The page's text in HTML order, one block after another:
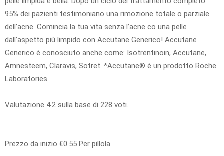
95% dei pazienti testimoniano una rimozione totale o parziale
dell’acne. Comincia la tua vita senza l’acne co una pelle
dall’aspetto più limpido con Accutane Generico! Accutane
Generico è conosciuto anche come: Isotrentinoin, Accutane,
Amnesteem, Claravis, Sotret. *Accutane® è un prodotto Roche
Laboratories.
Valutazione 4.2 sulla base di 228 voti.
Prezzo da inizio €0.55 Per pillola